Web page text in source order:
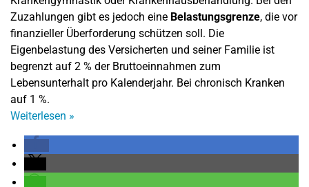
Zuzahlungen gibt es jedoch eine Belastungsgrenze, die vor
finanzieller Überforderung schützen soll. Die
Eigenbelastung des Versicherten und seiner Familie ist
begrenzt auf 2 % der Bruttoeinnahmen zum
Lebensunterhalt pro Kalenderjahr. Bei chronisch Kranken
auf 1 %.
Weiterlesen »